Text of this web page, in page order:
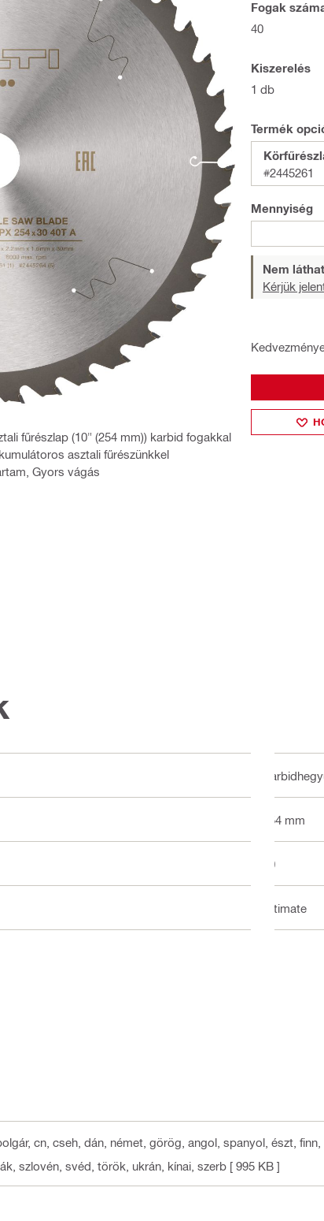
fűrészlap (10" (254 mm)) karbid fogakkal
asztali fűrészünkkel
Gyors vágás
Fogak
40
Kiszerelés
1 db
Termék
#2445261
Mennyiség
Nem
Kérjük
254 mm
40
Ultimate
cn, cseh, dán, német, görög, angol, spanyol, észt,
szlovén, svéd, török, ukrán, kínai, szerb [ 995 KB ]